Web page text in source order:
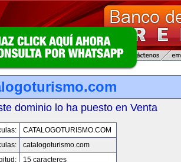
dominio lo ha puesto en Venta
CATALOGOTURISMO.COM
catalogoturismo.com
15 caracteres